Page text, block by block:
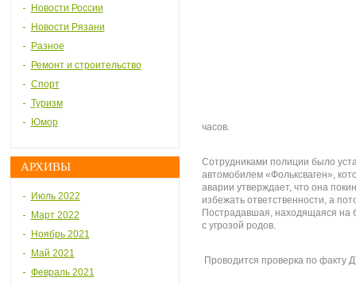
Новости России
Новости Рязани
Разное
Ремонт и строительство
Спорт
Туризм
Юмор
АРХИВЫ
Июль 2022
Март 2022
Ноябрь 2021
Май 2021
Февраль 2021
часов.
Сотрудниками полиции было
автомобилем «Фольксваген»,
аварии утверждает, что она
избежать ответственности, а
Пострадавшая, находящаяся на
с угрозой родов.
Проводится проверка по факту